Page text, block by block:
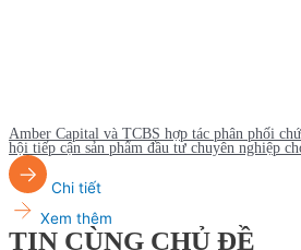
Amber Capital và TCBS hợp tác phân phối
hội tiếp cận sản phẩm đầu tư chuyên nghiệp
Chi tiết
Xem thêm
TIN CÙNG CHỦ ĐỀ